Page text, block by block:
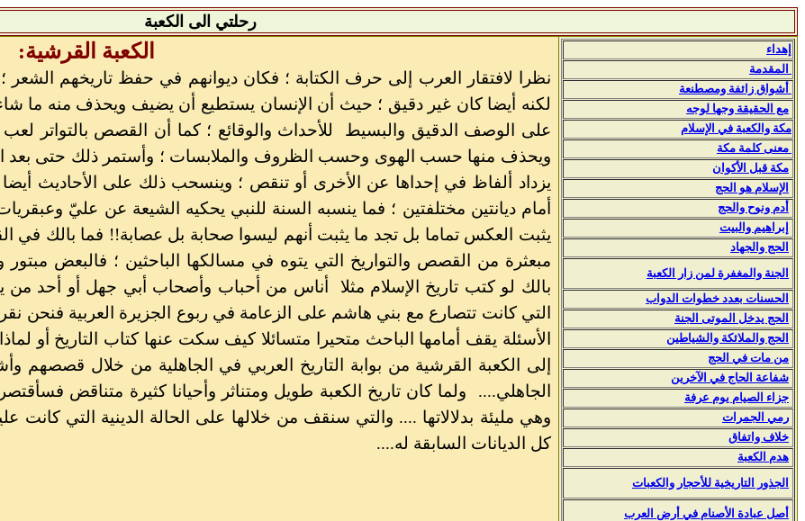
رحلتي الى الكعبة
إهداء
المقدمة
أشواق زائفة ومصطنعة
مع الحقيقة وجها لوجه
مكة والكعبة في الإسلام
معنى كلمة مكة
مكة قبل الأكوان
الإسلام هو الحج
أدم ونوح والحج
إبراهيم والبيت
الحج والجهاد
الجنة والمغفرة لمن زار الكعبة
الحسنات بعدد خطوات الدواب
الحج يدخل الموتى الجنة
الحج والملائكة والشياطين
من مات في الحج
شفاعة الحاج في الآخرين
جزاء الصيام يوم عرفة
رمي الجمرات
خلاف واتفاق
هدم الكعبة
الجذور التاريخية للأحجار والكعبات
أصل عبادة الأصنام في أرض العرب
الكعبة القرشية:
نظرا لافتقار العرب إلى حرف الكتابة ؛ فكان ديوانهم في حفظ تاريخهم
لكنه أيضا كان غير دقيق ؛ حيث أن الإنسان يستطيع أن يضيف ويحذف منه ما شاء
على الوصف الدقيق والبسيط للأحداث والوقائع ؛ كما أن القصص بالتواتر
ويحذف منها حسب الهوى وحسب الظروف والملابسات ؛ وأستمر ذلك حتى بعد
يزداد ألفاظ في إحداها عن الأخرى أو تنقص ؛ وينسحب ذلك على الأحاديث
أمام ديانتين مختلفتين ؛ فما ينسبه السنة للنبي يحكيه الشيعة عن عليّ
يثبت العكس تماما بل تجد ما يثبت أنهم ليسوا صحابة بل عصابة!! فما بالك في
مبعثرة من القصص والتواريخ التي يتوه في مسالكها الباحثين ؛ فالبعض
بالك لو كتب تاريخ الإسلام مثلا أناس من أحباب وأصحاب أبي جهل أو أحد من
التي كانت تتصارع مع بني هاشم على الزعامة في ربوع الجزيرة العربية فنحن
الأسئلة يقف أمامها الباحث متحيرا متسائلا كيف سكت عنها كتاب التاريخ أو
إلى الكعبة القرشية من بوابة التاريخ العربي في الجاهلية من خلال قصصهم
الجاهلي.... ولما كان تاريخ الكعبة طويل ومتناثر وأحيانا كثيرة متناقض
وهي مليئة بدلالاتها .... والتي سنقف من خلالها على الحالة الدينية التي
كل الديانات السابقة له....